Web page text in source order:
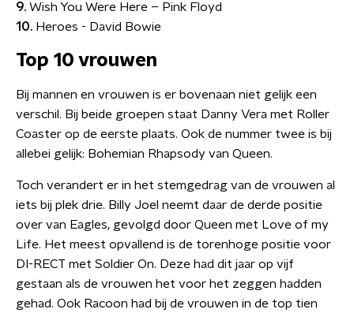
9. Wish You Were Here – Pink Floyd
10. Heroes - David Bowie
Top 10 vrouwen
Bij mannen en vrouwen is er bovenaan niet gelijk een
verschil. Bij beide groepen staat Danny Vera met Roller
Coaster op de eerste plaats. Ook de nummer twee is bij
allebei gelijk: Bohemian Rhapsody van Queen.
Toch verandert er in het stemgedrag van de vrouwen al
iets bij plek drie. Billy Joel neemt daar de derde positie
over van Eagles, gevolgd door Queen met Love of my
Life. Het meest opvallend is de torenhoge positie voor
DI-RECT met Soldier On. Deze had dit jaar op vijf
gestaan als de vrouwen het voor het zeggen hadden
gehad. Ook Racoon had bij de vrouwen in de top tien